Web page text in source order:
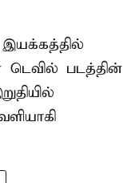
இயக்கத்தில்
டெவில் படத்தின்